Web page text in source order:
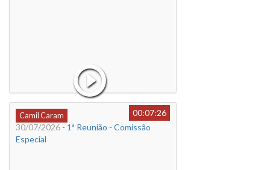
Camil Caram
00:07:26
30/07/2026 - 1ª Reunião - Comissão
Especial